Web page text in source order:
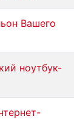
Вашего
ноутбук-